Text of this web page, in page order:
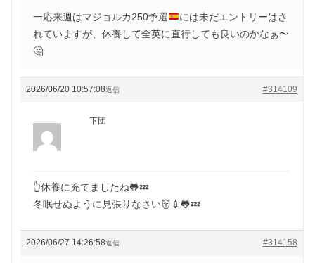
一応来週はマジョルカ250予選
には未だエントリーはさ
れていますが、休養して全英に直行しても良いのかなぁ〜
🤔
2026/06/20 10:57:08 #314109
返信
下団
👆休養に充てましたね🐸💤
冬眠せぬように見張りなさい👹💉🐸💤
2026/06/27 14:26:58 #314158
返信